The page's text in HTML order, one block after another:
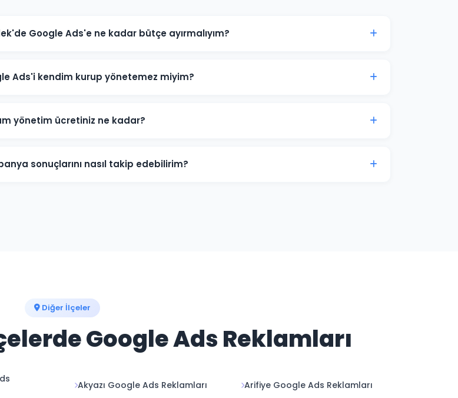
Google Ads'e ne kadar bütçe ayırmalıyım?
5.000 TL+ bütçe önerilmektedir. Ücretsiz bütçe analizi için iletişime geçin.
Ads'i kendim kurup yönetemez miyim?
işletmelerin büyük çoğunluğu profesyonel yönetimle maliyetleri %30-50 düşürürken
sayısını artırmaktadır.
yönetim ücretiniz ne kadar?
yönetim ücreti 1.000 TL/ay'dır. Bütçe ve hedeflerinize göre özel teklif sunuyoruz.
sonuçlarını nasıl takip edebilirim?
Diğer İlçeler
Google Ads Reklamları
Akyazı Google Ads Reklamları Arifiye Google Ads Reklamları